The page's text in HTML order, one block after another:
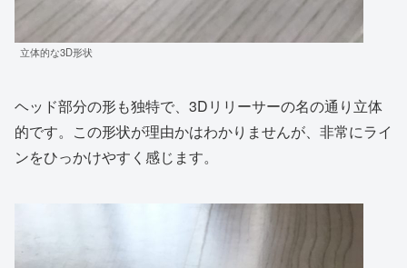
立体的な3D形状
ヘッド部分の形も独特で、3Dリリーサーの名の通り立体
的です。この形状が理由かはわかりませんが、非常にライ
ンをひっかけやすく感じます。